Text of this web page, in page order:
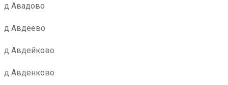
д Авадово
д Авдеево
д Авдейково
д Авденково